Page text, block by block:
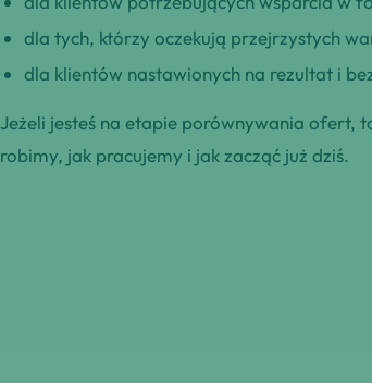
dla tych, którzy oczekują przejrzystych
dla klientów nastawionych na rezultat i
Jeżeli jesteś na etapie porównywania ofert,
robimy, jak pracujemy i jak zacząć już dziś.